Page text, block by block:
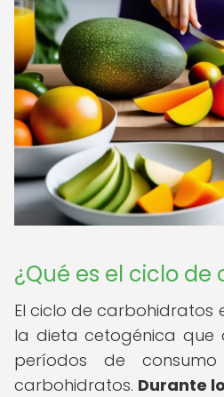
¿Qué es el ciclo
El ciclo de carbohidratos
la dieta cetogénica que
períodos de
carbohidratos. Durante